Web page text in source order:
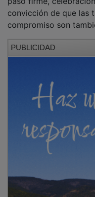
convicción de que las
compromiso son